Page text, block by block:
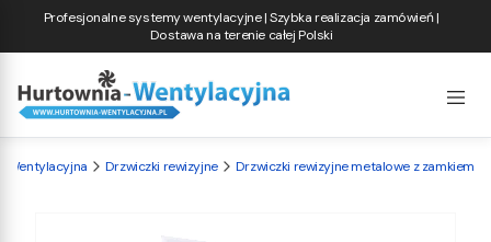
Profesjonalne systemy wentylacyjne | Szybka realizacja zamówień |
Dostawa na terenie całej Polski
Wentylacyjna Drzwiczki rewizyjne Drzwiczki rewizyjne metalowe z zamkiem